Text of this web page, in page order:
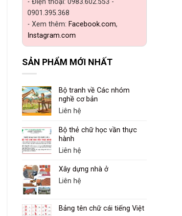
- Điện thoại: 0983.602.553 -
0901.395.368
- Xem thêm: Facebook.com,
Instagram.com
SẢN PHẨM MỚI NHẤT
Bộ tranh về Các nhóm
nghề cơ bản
Liên hệ
Bộ thẻ chữ học vần thực
hành
Liên hệ
Xây dựng nhà ở
Liên hệ
Bảng tên chữ cái tiếng Việt